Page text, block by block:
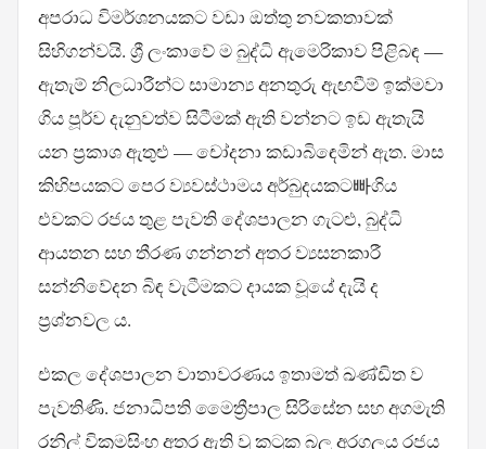
අපරාධ විමර්ශනයකට වඩා ඔත්තු නවකතාවක්
සිහිගන්වයි. ශ්‍රී ලංකාවේ ම බුද්ධි ඇමෙරිකාව පිළිබඳ —
ඇතැම් නිලධාරීන්ට සාමාන්‍ය අනතුරු ඇඟවීම් ඉක්මවා
ගිය පූර්ව දැනුවත්ව සිටීමක් ඇති වන්නට ඉඩ ඇතැයි
යන ප්‍රකාශ ඇතුළු — චෝදනා කඩාබිඳෙමින් ඇත. මාස
කිහිපයකට පෙර ව්‍යවස්ථාමය අර්බුදයකට빠ගිය
එවකට රජය තුළ පැවති දේශපාලන ගැටළු, බුද්ධි
ආයතන සහ තීරණ ගන්නන් අතර ව්‍යසනකාරී
සන්නිවේදන බිඳ වැටීමකට දායක වූයේ දැයි ද
ප්‍රශ්නවල ය.
එකල දේශපාලන වාතාවරණය ඉතාමත් ඛණ්ඩිත ව
පැවතිණි. ජනාධිපති මෛත්‍රීපාල සිරිසේන සහ අගමැති
රනිල් වික්‍රමසිංහ අතර ඇති වූ කටුක බල අරගලය රජය